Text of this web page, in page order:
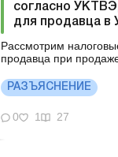
согласно
для продавца в
Рассмотрим
продавца при
Украины, если в
УКТВЭД был указан
знаков и не была
графе 3.2.1. Больше по теме:
РАЗЪЯСНЕНИЕ
0 1 27